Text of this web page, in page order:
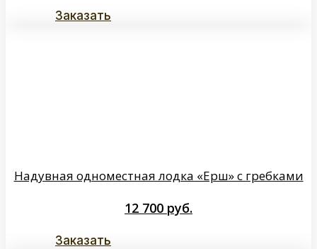
Заказать
Надувная одноместная лодка «Ерш» с гребками
12 700 руб.
Заказать